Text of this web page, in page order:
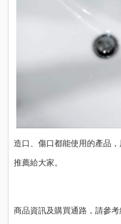
造口、傷口都能使用的產品
推薦給大家。
商品資訊及購買通路，請參考